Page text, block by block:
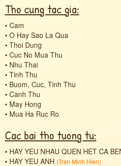
Tho cung tac gia:
• Cam
• O Hay Sao La Qua
• Thoi Dung
• Cuc No Mua Thu
• Nhu Thai
• Tinh Thu
• Buom, Cuc, Tinh Thu
• Canh Thu
• May Hong
• Mua Ha Ruc Ro
Cac bai tho tuong tu:
• HAY YEU NHAU QUEN HET CA
• HAY YEU ANH (Tran Minh Hien)